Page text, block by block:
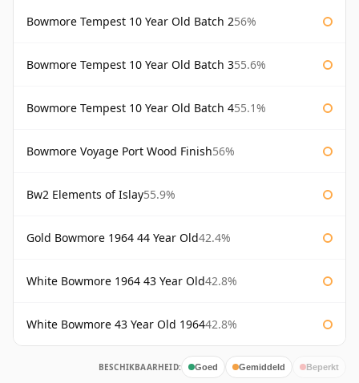
Bowmore Tempest 10 Year Old Batch 256%
Bowmore Tempest 10 Year Old Batch 355.6%
Bowmore Tempest 10 Year Old Batch 455.1%
Bowmore Voyage Port Wood Finish56%
Bw2 Elements of Islay55.9%
Gold Bowmore 1964 44 Year Old42.4%
White Bowmore 1964 43 Year Old42.8%
White Bowmore 43 Year Old 196442.8%
BESCHIKBAARHEID: Goed Gemiddeld Beperkt